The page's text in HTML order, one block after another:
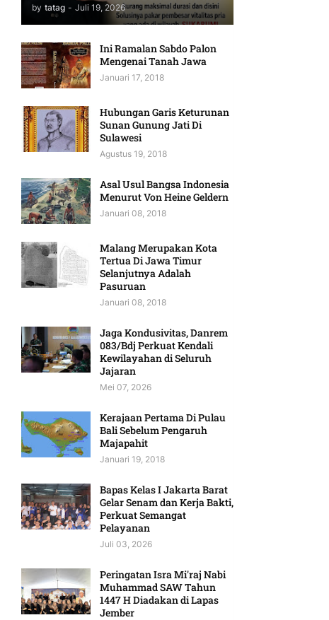
by tatag - Juli 19, 2026
Ini Ramalan Sabdo Palon
Mengenai Tanah Jawa
Januari 17, 2018
Hubungan Garis Keturunan
Sunan Gunung Jati Di
Sulawesi
Agustus 19, 2018
Asal Usul Bangsa Indonesia
Menurut Von Heine Geldern
Januari 08, 2018
Malang Merupakan Kota
Tertua Di Jawa Timur
Selanjutnya Adalah
Pasuruan
Januari 08, 2018
Jaga Kondusivitas, Danrem
083/Bdj Perkuat Kendali
Kewilayahan di Seluruh
Jajaran
Mei 07, 2026
Kerajaan Pertama Di Pulau
Bali Sebelum Pengaruh
Majapahit
Januari 19, 2018
Bapas Kelas I Jakarta Barat
Gelar Senam dan Kerja Bakti,
Perkuat Semangat
Pelayanan
Juli 03, 2026
Peringatan Isra Mi'raj Nabi
Muhammad SAW Tahun
1447 H Diadakan di Lapas
Jember